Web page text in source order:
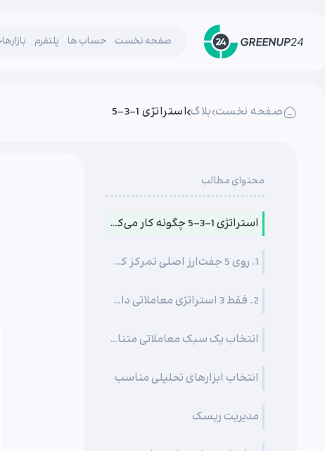
صفحه نخست حساب ها پلتفرم بازارها
صفحه نخست بلاگ استراتژی 1-3-5
محتوای مطالب
استراتژی 1-3-5 چگونه کار می‌کند؟
1. روی 5 جفت‌ارز اصلی تمرکز کنید
2. فقط 3 استراتژی معاملاتی داشته باشید
انتخاب یک سبک معاملاتی متناسب با اهداف شخصی
انتخاب ابزارهای تحلیلی مناسب
مدیریت ریسک